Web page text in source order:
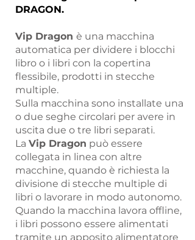
DRAGON.
Vip Dragon è una macchina
automatica per dividere i blocchi
libro o i libri con la copertina
flessibile, prodotti in stecche
multiple.
Sulla macchina sono installate una
o due seghe circolari per avere in
uscita due o tre libri separati.
La Vip Dragon può essere
collegata in linea con altre
macchine, quando è richiesta la
divisione di stecche multiple di
libri o lavorare in modo autonomo.
Quando la macchina lavora offline,
i libri possono essere alimentati
tramite un apposito alimentatore